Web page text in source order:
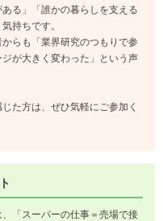
る」「誰かの暮らしを支える
持ちです。
らも「業界研究のつもりで参
が大きく変わった」という声
た方は、ぜひ気軽にご参加く
「スーパーの仕事＝売場で接